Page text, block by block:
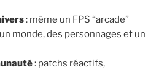
: même un FPS “arcade”
monde, des personnages et un
: patchs réactifs,